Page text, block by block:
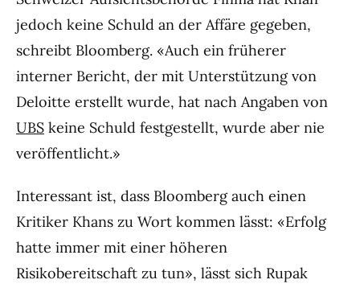
jedoch keine Schuld an der Affäre gegeben,
schreibt Bloomberg. «Auch ein früherer
interner Bericht, der mit Unterstützung von
Deloitte erstellt wurde, hat nach Angaben von
UBS keine Schuld festgestellt, wurde aber nie
veröffentlicht.»
Interessant ist, dass Bloomberg auch einen
Kritiker Khans zu Wort kommen lässt: «Erfolg
hatte immer mit einer höheren
Risikobereitschaft zu tun», lässt sich Rupak